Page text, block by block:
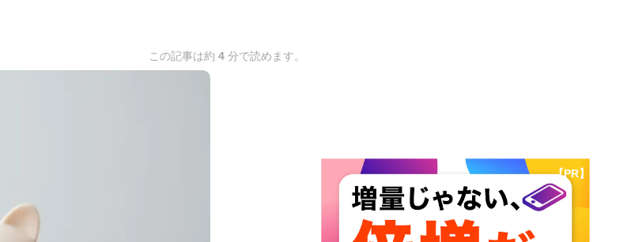
この記事は約 4 分で読めます。
【PR】